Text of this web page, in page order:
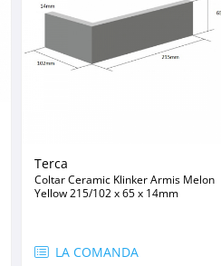
Terca
Coltar Ceramic Klinker Armis Melon
Yellow 215/102 x 65 x 14mm
LA COMANDA